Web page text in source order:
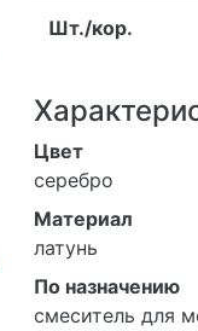
Шт./кор.
Цвет
серебро
Материал
латунь
По назначению
смеситель для